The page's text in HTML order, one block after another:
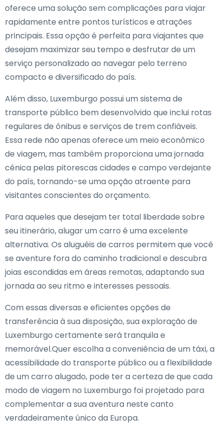
oferece uma solução sem complicações para viajar
rapidamente entre pontos turísticos e atrações
principais. Essa opção é perfeita para viajantes que
desejam maximizar seu tempo e desfrutar de um
serviço personalizado ao navegar pelo terreno
compacto e diversificado do país.
Além disso, Luxemburgo possui um sistema de
transporte público bem desenvolvido que inclui rotas
regulares de ônibus e serviços de trem confiáveis.
Essa rede não apenas oferece um meio econômico
de viagem, mas também proporciona uma jornada
cênica pelas pitorescas cidades e campo verdejante
do país, tornando-se uma opção atraente para
visitantes conscientes do orçamento.
Para aqueles que desejam ter total liberdade sobre
seu itinerário, alugar um carro é uma excelente
alternativa. Os aluguéis de carros permitem que você
se aventure fora do caminho tradicional e descubra
joias escondidas em áreas remotas, adaptando sua
jornada ao seu ritmo e interesses pessoais.
Com essas diversas e eficientes opções de
transferência à sua disposição, sua exploração de
Luxemburgo certamente será tranquila e
memorável.Quer escolha a conveniência de um táxi, a
acessibilidade do transporte público ou a flexibilidade
de um carro alugado, pode ter a certeza de que cada
modo de viagem no Luxemburgo foi projetado para
complementar a sua aventura neste canto
verdadeiramente único da Europa.